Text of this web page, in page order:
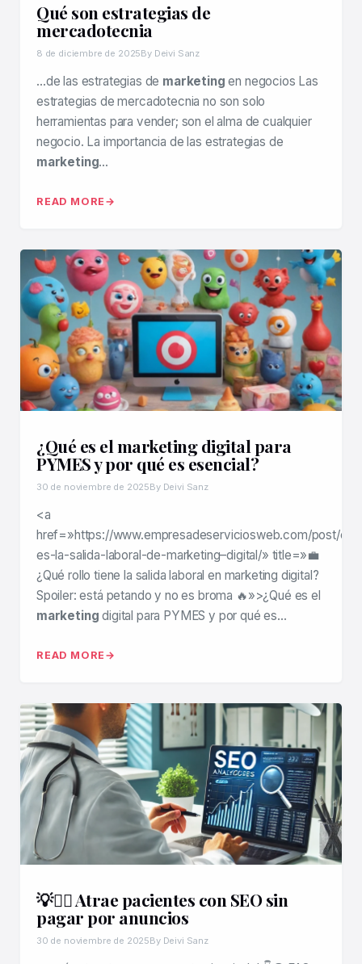
Qué son estrategias de
mercadotecnia
8 de diciembre de 2025By Deivi Sanz
…de las estrategias de marketing en negocios Las
estrategias de mercadotecnia no son solo
herramientas para vender; son el alma de cualquier
negocio. La importancia de las estrategias de
marketing…
READ MORE
¿Qué es el marketing digital para
PYMES y por qué es esencial?
30 de noviembre de 2025By Deivi Sanz
<a
href=»https://www.empresadeserviciosweb.com/post/
es-la-salida-laboral-de-marketing–digital/» title=»💼
¿Qué rollo tiene la salida laboral en marketing digital?
Spoiler: está petando y no es broma 🔥»>¿Qué es el
marketing digital para PYMES y por qué es…
READ MORE
💡🧑‍⚕️ Atrae pacientes con SEO sin
pagar por anuncios
30 de noviembre de 2025By Deivi Sanz